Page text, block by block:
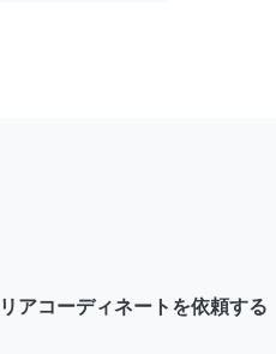
アコーディネートを依頼する